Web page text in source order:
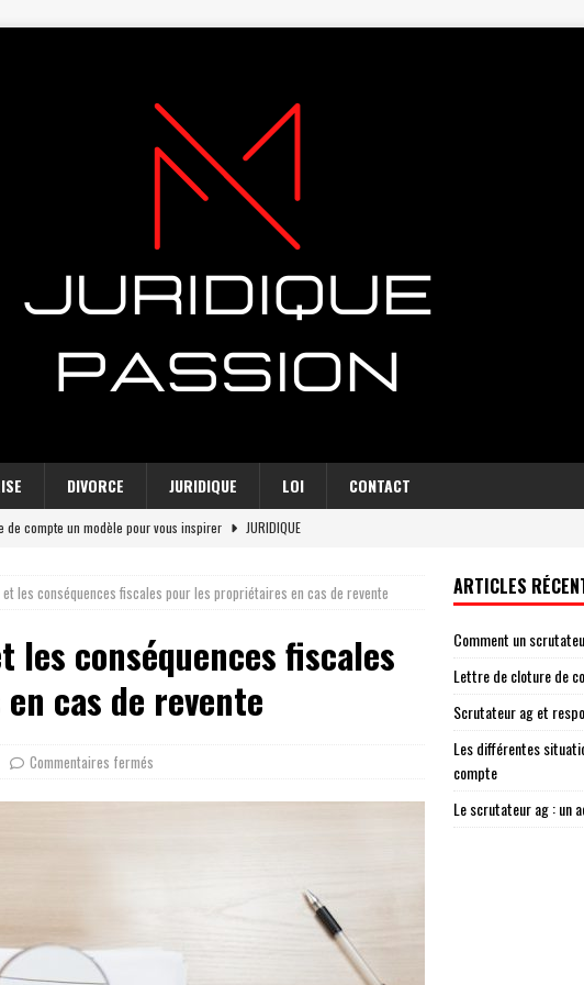
DIVORCE JURIDIQUE LOI CONTACT
de compte un modèle pour vous inspirer
JURIDIQUE
nécessitant une lettre de cloture de compte
ENTREPRISE
: un acteur essentiel de la démocratie
ag garantit une élection transparente AVOCAT
les conséquences fiscales pour les propriétaires en cas de revente
conséquences fiscales
cas de revente
Commentaires fermés
ARTICLES
Comment un
Lettre de cloture de
Scrutateur ag et
Les différentes
compte
Le scrutateur ag : un